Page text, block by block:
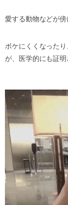
愛する動物などが傍
ボケにくくなった
が、医学的にも証明